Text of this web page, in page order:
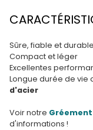
Sûre, fiable et durable
Compact et léger
Excellentes
Longue durée de vie
d'acier
Voir notre
d'informations !